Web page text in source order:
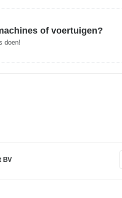
of voertuigen?
doen!
BV